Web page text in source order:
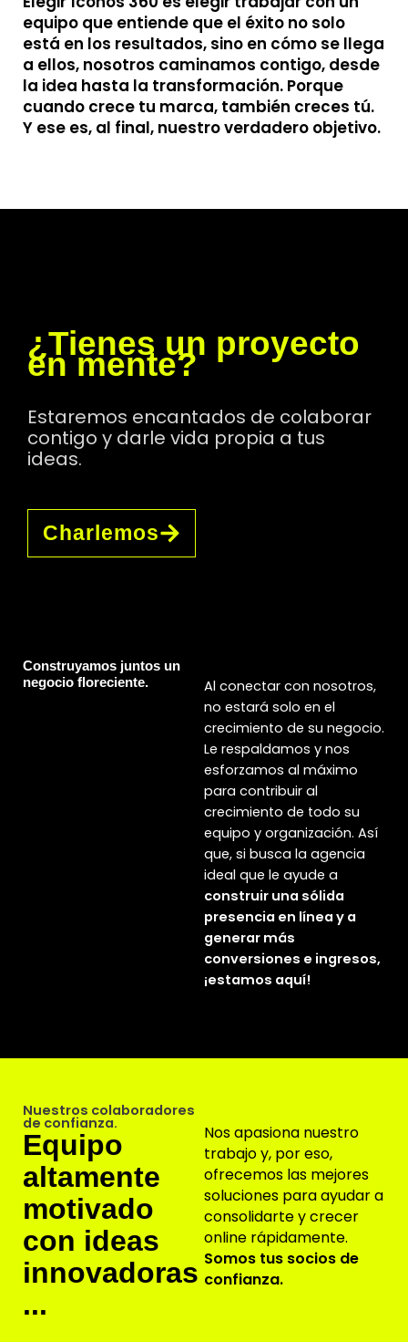
equipo que entiende que el éxito no solo
está en los resultados, sino en cómo se llega
a ellos, nosotros caminamos contigo, desde
la idea hasta la transformación. Porque
cuando crece tu marca, también creces tú.
Y ese es, al final, nuestro verdadero objetivo.
¿Tienes un proyecto
en mente?
Estaremos encantados de colaborar
contigo y darle vida propia a tus
ideas.
Charlemos
Construyamos juntos un
negocio floreciente.
Al conectar con nosotros,
no estará solo en el
crecimiento de su negocio.
Le respaldamos y nos
esforzamos al máximo
para contribuir al
crecimiento de todo su
equipo y organización. Así
que, si busca la agencia
ideal que le ayude a
construir una sólida
presencia en línea y a
generar más
conversiones e ingresos,
¡estamos aquí!
Nuestros colaboradores
de confianza.
Equipo
altamente
motivado
con ideas
innovadoras
...
Nos apasiona nuestro
trabajo y, por eso,
ofrecemos las mejores
soluciones para ayudar a
consolidarte y crecer
online rápidamente.
Somos tus socios de
confianza.